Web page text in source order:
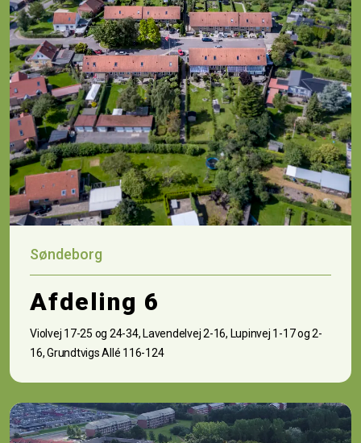
Søndeborg
Afdeling 6
Violvej 17-25 og 24-34, Lavendelvej 2-16, Lupinvej 1-17 og 2-
16, Grundtvigs Allé 116-124